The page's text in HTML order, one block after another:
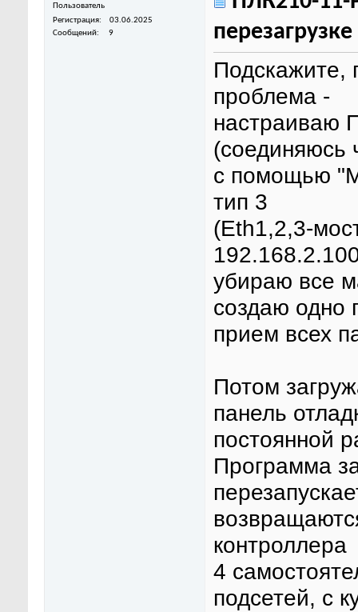
Пользователь
Регистрация
03.06.2025
Сообщений
9
перезагрузке
Подскажите,
проблема -
настраиваю
(соединяюсь
с помощью
тип 3
(Eth1,2,3-
убираю все
создаю одно
прием всех
Потом
панель
постоянной
Программа
контроллера
4
подсетей, с